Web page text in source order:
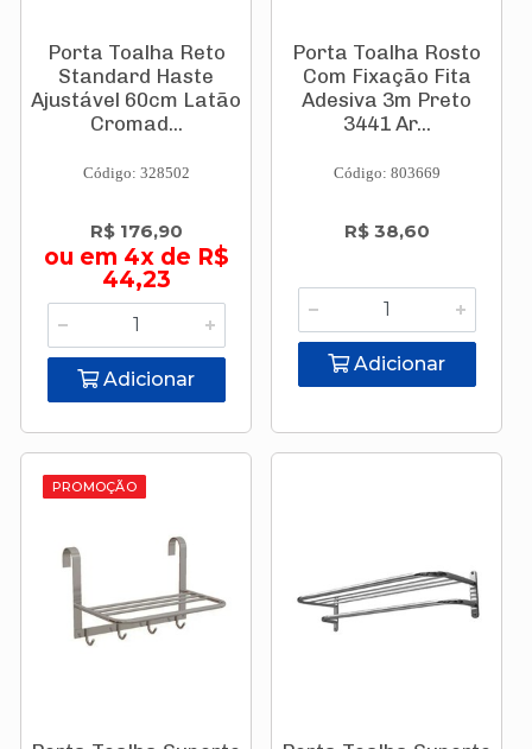
Porta Toalha Reto
Standard Haste
Ajustável 60cm Latão
Cromad...
Código: 328502
R$ 176,90
ou em 4x de R$
44,23
Adicionar
Porta Toalha Rosto
Com Fixação Fita
Adesiva 3m Preto
3441 Ar...
Código: 803669
R$ 38,60
Adicionar
PROMOÇÃO